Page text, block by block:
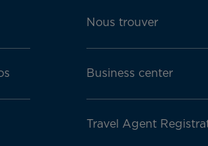
Nous trouver
Business center
Travel Agent